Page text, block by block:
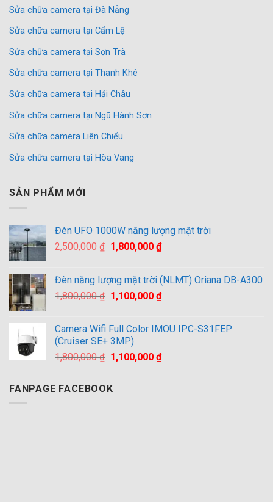
Sửa chữa camera tại Đà Nẵng
Sửa chữa camera tại Cẩm Lệ
Sửa chữa camera tại Sơn Trà
Sửa chữa camera tại Thanh Khê
Sửa chữa camera tại Hải Châu
Sửa chữa camera tại Ngũ Hành Sơn
Sửa chữa camera Liên Chiểu
Sửa chữa camera tại Hòa Vang
SẢN PHẨM MỚI
Đèn UFO 1000W năng lượng mặt trời
2,500,000₫ Giá
2,500,000 ₫.
1,800,000 ₫Giá
là:
1,800,000 ₫.
Đèn năng lượng mặt trời (NLMT) Oriana DB-A300
1,800,000₫ Giá
1,800,000 ₫.
1,100,000 ₫Giá
là:
Camera Wifi Full Color IMOU IPC-S31FEP
(Cruiser SE+ 3MP)
1,800,000₫ Giá
là:
1,800,000 ₫.
1,100,000 ₫Giá
FANPAGE FACEBOOK